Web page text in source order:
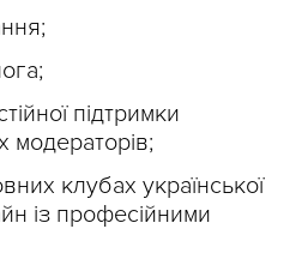
підтримки
модераторів;
клубах української
із професійними